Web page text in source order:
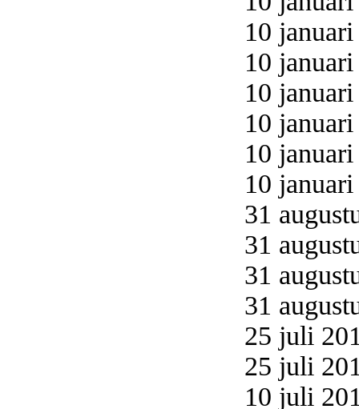
10
10
10
10
10
10
31
31
31
31
25 juli
25 juli
10 juli